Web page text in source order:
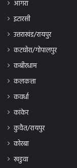
कलकत्ता
कवर्धा
कांकेर
कुवैत/रायपुर
कोरबा
खडुवा
खम्हरियां
खैरागढ़ छुईखदान
गाजियाबंद
गौरेला पेंड्रा मरवाही
छत्तीसगढ़